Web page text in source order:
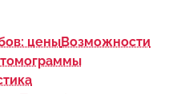
ценыВозможности